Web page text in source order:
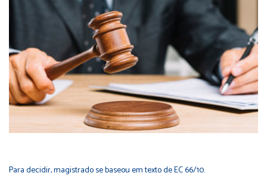
Para decidir, magistrado se baseou em texto de EC 66/10.